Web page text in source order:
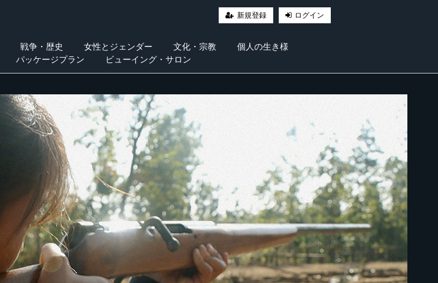
新規登録 ログイン
戦争・歴史 女性とジェンダー 文化・宗教
個人の生き様
パッケージプラン ビューイング・サロン